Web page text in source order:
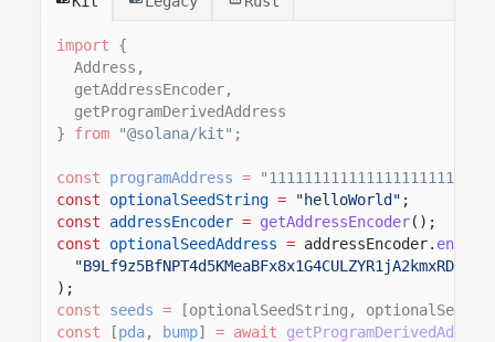
import
{
Address,
getAddressEncoder,
getProgramDerivedAddress
}
from "@solana/kit" ;
const programAddress =
const
optionalSeedString = "helloWorld" ;
const
addressEncoder = getAddressEncoder();
const
optionalSeedAddress = addressEncoder. encode
"B9Lf9z5BfNPT4d5KMeaBFx8x1G4CULZYR1jA2kmxRDka"
);
const
seeds =
[optionalSeedString,
const
[pda, bump] = await